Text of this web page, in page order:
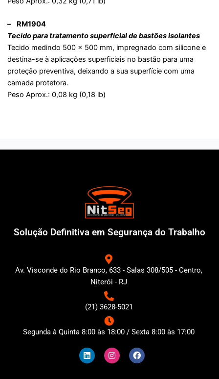
– RM1904
Tecido para tratamento superficial de bastões isolantes
Tecido medindo 500 x 500 mm, impregnado com silicone e
destina-se à aplicações superficiais no bastão para uma
proteção preventiva, deixando a sua superfície com uma
camada protetora.
Peso Aprox.: 0,08 kg (0,18 lb)
Solução Definitiva em Segurança do Trabalho
Av. Visconde do Rio Branco, 633 - Salas 308/505 - Centro,
Niterói - RJ
(21) 3628-5021
Segunda à Quinta 8:00 às 18:00 / Sexta 8:00 às 17:00
i
n
k
n
s
t
a
c
e